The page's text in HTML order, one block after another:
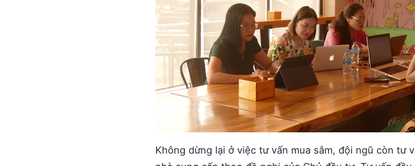
Không dừng lại ở việc tư vấn mua sắm, đội ngũ còn tư